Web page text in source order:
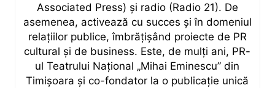
Associated Press) și radio (Radio 21). De
asemenea, activează cu succes și în domeniul
relațiilor publice, îmbrățișând proiecte de PR
cultural și de business. Este, de mulți ani, PR-
ul Teatrului Național „Mihai Eminescu” din
Timișoara și co-fondator la o publicație unică